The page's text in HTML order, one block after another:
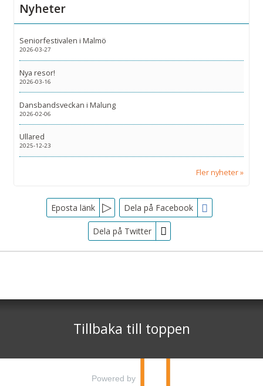
Nyheter
Seniorfestivalen i Malmö
2026-03-27
Nya resor!
2026-03-16
Dansbandsveckan i Malung
2026-02-06
Ullared
2025-12-23
Fler nyheter
FacebookEposta länk Dela på Facebook
Dela på Twitter
Jag samtycker till dataskyddspolicyn.
Telefon 0451-618 00
Tillbaka till toppen
Powered by